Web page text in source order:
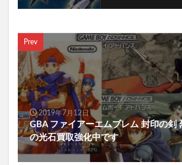
Prev
2019年7月12日
GBA ファイアーエムブレム 封印の剣
の光石買取強化中です